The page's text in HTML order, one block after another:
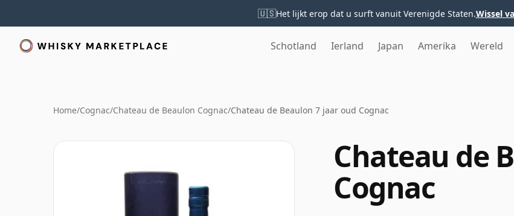
🇺🇸Het lijkt erop dat u surft vanuit Verenigde Staten.Wissel
Schotland Ierland Japan Amerika Wereld
Home/Cognac/Chateau de Beaulon Cognac/Chateau de Beaulon 7 jaar oud Cognac
Chateau de
Cognac